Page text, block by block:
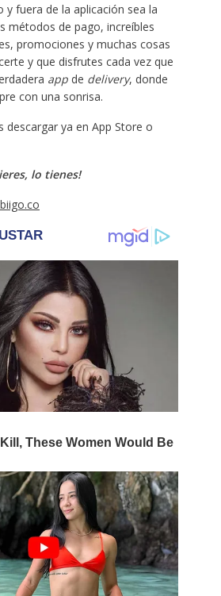
y fuera de la aplicación sea la
métodos de pago, increíbles
promociones y muchas cosas
y que disfrutes cada vez que
appde delivery, donde
con una sonrisa.
descargar ya en App Store o
lo tienes!